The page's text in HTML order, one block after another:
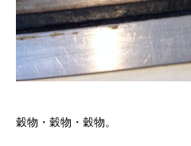
穀物・穀物・穀物。